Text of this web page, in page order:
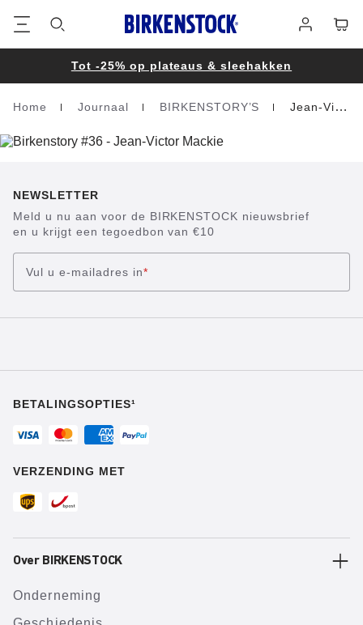
Tot -25% op plateaus & sleehakken
Homepage
Home Journaal BIRKENSTORY’S Jean-Victor Mackie
NEWSLETTER
Meld u nu aan voor de BIRKENSTOCK nieuwsbrief
en u krijgt een tegoedbon van €10
Vul u e-mailadres in*
BETALINGSOPTIES¹
VERZENDING MET
Over BIRKENSTOCK
Onderneming